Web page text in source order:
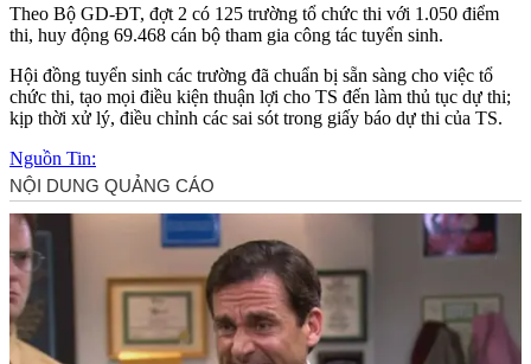
Theo Bộ GD-ĐT, đợt 2 có 125 trường tổ chức thi với 1.050 điểm
thi, huy động 69.468 cán bộ tham gia công tác tuyển sinh.
Hội đồng tuyển sinh các trường đã chuẩn bị sẵn sàng cho việc tổ
chức thi, tạo mọi điều kiện thuận lợi cho TS đến làm thủ tục dự thi;
kịp thời xử lý, điều chỉnh các sai sót trong giấy báo dự thi của TS.
Nguồn Tin: